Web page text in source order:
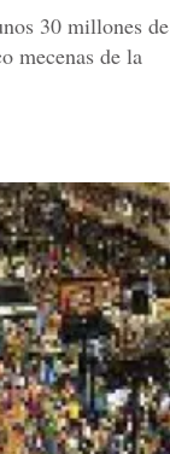
30 millones de
mecenas de la